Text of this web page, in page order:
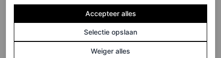
Accepteer alles
Selectie opslaan
Weiger alles